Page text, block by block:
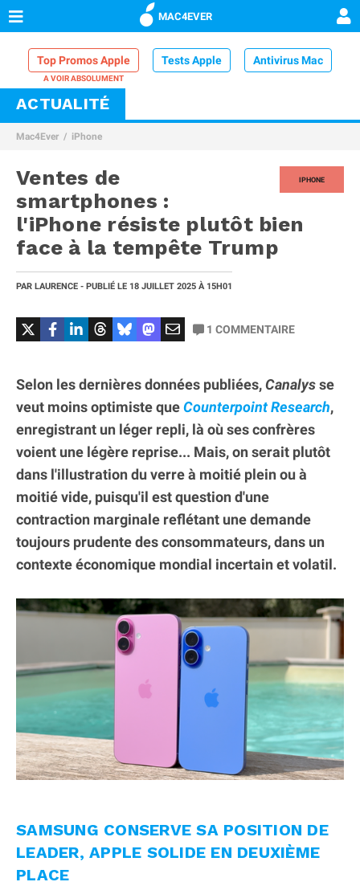
MAC4EVER
Top Promos Apple Tests Apple Antivirus Mac
VPN Mac
Comparatif iPhone
ACTUALITÉ
Mac4Ever iPhone
IPHONE
Ventes de
smartphones :
l'iPhone résiste plutôt bien
face à la tempête Trump
PAR LAURENCE - PUBLIÉ LE 18 JUILLET 2025 À 15H01
1 COMMENTAIRE
Selon les dernières données publiées,Canalysse
veut moins optimiste queCounterpoint Research,
enregistrant un léger repli, là où ses confrères
voient une légère reprise... Mais, on serait plutôt
dans l'illustration du verre à moitié plein ou à
moitié vide, puisqu'il est question d'une
contraction marginale reflétant une demande
toujours prudente des consommateurs, dans un
contexte économique mondial incertain et volatil.
SAMSUNG CONSERVE SA POSITION DE
LEADER, APPLE SOLIDE EN DEUXIÈME
PLACE